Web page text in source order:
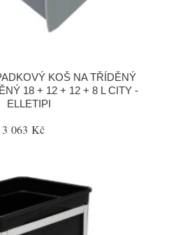
KOŠ NA TŘÍDĚNÝ
18 + 12 + 12 + 8 L CITY -
ELLETIPI
3 063 Kč